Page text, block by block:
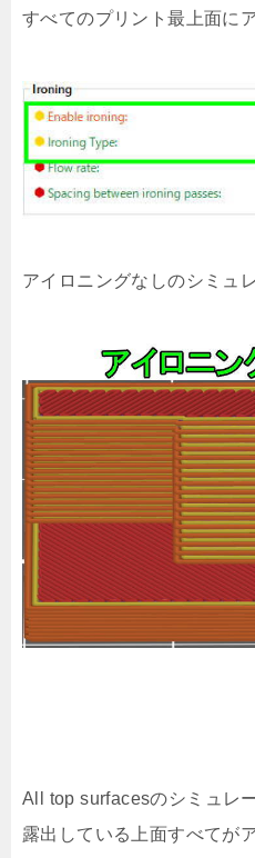
すべてのプリント最上面に
アイロニングなしのシミュ
All top surfacesのシミュレ
露出している上面すべてが